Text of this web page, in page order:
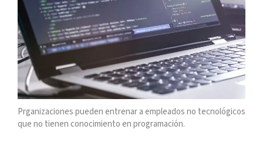
Prganizaciones pueden entrenar a empleados no tecnológicos
que no tienen conocimiento en programación.